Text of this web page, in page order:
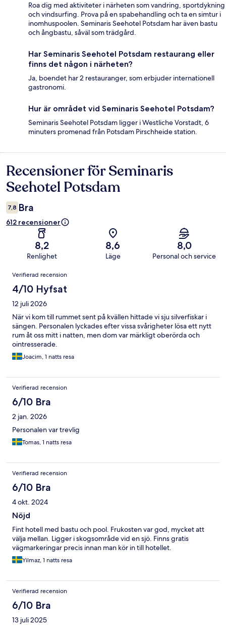
Roa dig med aktiviteter i närheten som vandring, sportdykning
och vindsurfing. Prova på en spabehandling och ta en simtur i
inomhuspoolen. Seminaris Seehotel Potsdam har även bastu
och ångbastu, såväl som trädgård.
Har Seminaris Seehotel Potsdam restaurang eller
finns det någon i närheten?
Ja, boendet har 2 restauranger, som erbjuder internationell
gastronomi.
Hur är området vid Seminaris Seehotel Potsdam?
Seminaris Seehotel Potsdam ligger i Westliche Vorstadt, 6
minuters promenad från Potsdam Pirschheide station.
Recensioner
Recensioner för Seminaris
Seehotel Potsdam
7,8 Bra
612 recensioner
8,2
Renlighet
8,6
Läge
8,0
Personal och service
Recensioner
Verifierad recension
4/10 Hyfsat
12 juli 2026
När vi kom till rummet sent på kvällen hittade vi sju silverfiskar i
sängen. Personalen lyckades efter vissa svårigheter lösa ett nytt
rum åt oss mitt i natten, men dom var märkligt oberörda och
ointresserade.
Joacim, 1 natts resa
Verifierad recension
6/10 Bra
2 jan. 2026
Personalen var trevlig
Tomas, 1 natts resa
Verifierad recension
6/10 Bra
4 okt. 2024
Nöjd
Fint hotell med bastu och pool. Frukosten var god, mycket att
välja mellan. Ligger i skogsområde vid en sjö. Finns gratis
vägmarkeringar precis innan man kör in till hotellet.
Yilmaz, 1 natts resa
Verifierad recension
6/10 Bra
13 juli 2025